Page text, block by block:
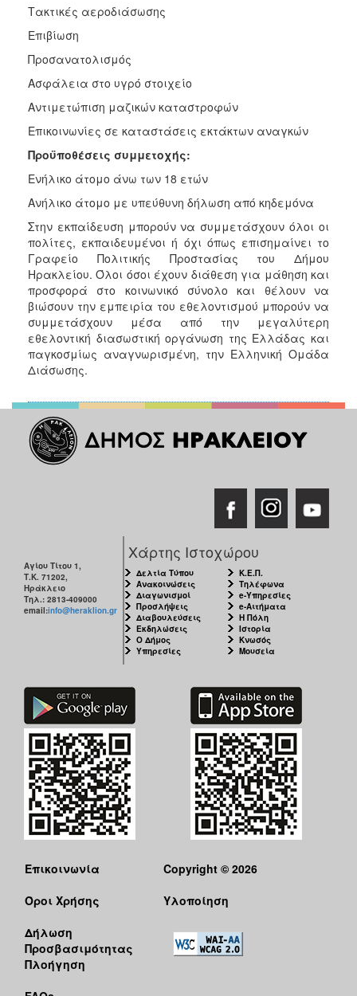
Τακτικές αεροδιάσωσης
Επιβίωση
Προσανατολισμός
Ασφάλεια στο υγρό στοιχείο
Αντιμετώπιση μαζικών καταστροφών
Επικοινωνίες σε καταστάσεις εκτάκτων αναγκών
Προϋποθέσεις συμμετοχής:
Ενήλικο άτομο άνω των 18 ετών
Ανήλικο άτομο με υπεύθυνη δήλωση από κηδεμόνα
Στην εκπαίδευση μπορούν να συμμετάσχουν όλοι οι
πολίτες, εκπαιδευμένοι ή όχι όπως επισημαίνει το
Γραφείο Πολιτικής Προστασίας του Δήμου
Ηρακλείου. Όλοι όσοι έχουν διάθεση για μάθηση και
προσφορά στο κοινωνικό σύνολο και θέλουν να
βιώσουν την εμπειρία του εθελοντισμού μπορούν να
συμμετάσχουν μέσα από την μεγαλύτερη
εθελοντική διασωστική οργάνωση της Ελλάδας και
παγκοσμίως αναγνωρισμένη, την Ελληνική Ομάδα
Διάσωσης.
Αγίου Τίτου 1,
Τ.Κ. 71202,
Ηράκλειο
Τηλ.: 2813-409000
email:info@heraklion.gr
Χάρτης Ιστοχώρου
Δελτία Τύπου
Ανακοινώσεις
Διαγωνισμοί
Προσλήψεις
Διαβουλεύσεις
Εκδηλώσεις
Ο Δήμος
Υπηρεσίες
Κ.Ε.Π.
Τηλέφωνα
e-Υπηρεσίες
e-Αιτήματα
Η Πόλη
Ιστορία
Κνωσός
Μουσεία
Επικοινωνία
Όροι Χρήσης
Δήλωση
Προσβασιμότητας
Πλοήγηση
Copyright © 2026
Υλοποίηση